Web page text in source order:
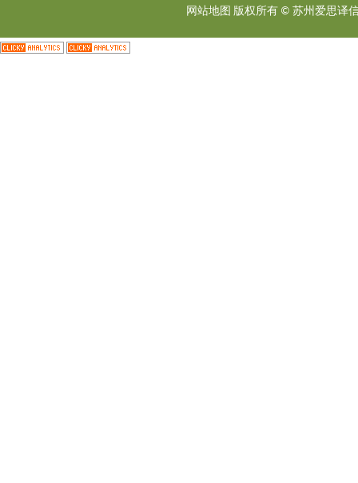
网站地图 版权所有 © 苏州爱思译